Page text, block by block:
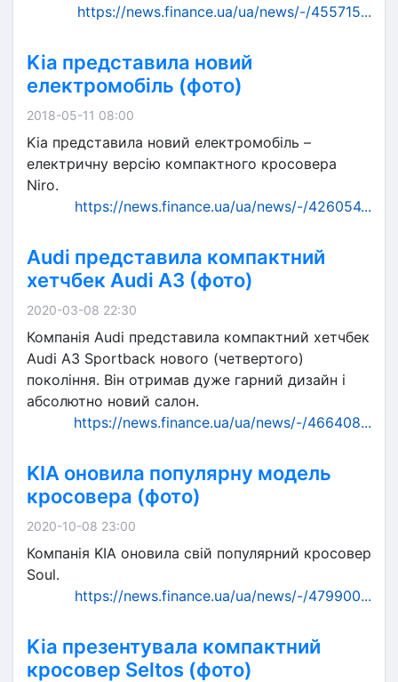
https://news.finance.ua/ua/news/-/455715...
Kia представила новий
електромобіль (фото)
2018-05-11 08:00
Kia представила новий електромобіль –
електричну версію компактного кросовера
Niro.
https://news.finance.ua/ua/news/-/426054...
Audi представила компактний
хетчбек Audi A3 (фото)
2020-03-08 22:30
Компанія Audi представила компактний хетчбек
Audi A3 Sportback нового (четвертого)
покоління. Він отримав дуже гарний дизайн і
абсолютно новий салон.
https://news.finance.ua/ua/news/-/466408...
KIA оновила популярну модель
кросовера (фото)
2020-10-08 23:00
Компанія KIA оновила свій популярний кросовер
Soul.
https://news.finance.ua/ua/news/-/479900...
Kia презентувала компактний
кросовер Seltos (фото)